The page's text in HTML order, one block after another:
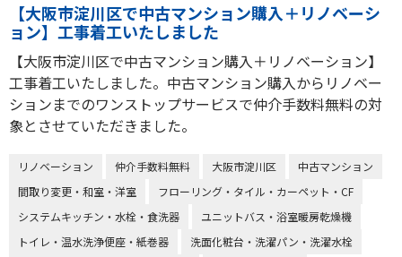
【大阪市淀川区で中古マンション購入＋リノベーシ
ョン】工事着工いたしました
【大阪市淀川区で中古マンション購入＋リノベーション】
工事着工いたしました。中古マンション購入からリノベー
ションまでのワンストップサービスで仲介手数料無料の対
象とさせていただきました。
リノベーション 仲介手数料無料 大阪市淀川区
中古マンション
間取り変更・和室・洋室
フローリング・タイル・カーペット・CF
システムキッチン・水栓・食洗器
ユニットバス・浴室暖房乾燥機
トイレ・温水洗浄便座・紙巻器
洗面化粧台・洗濯パン・洗濯水栓